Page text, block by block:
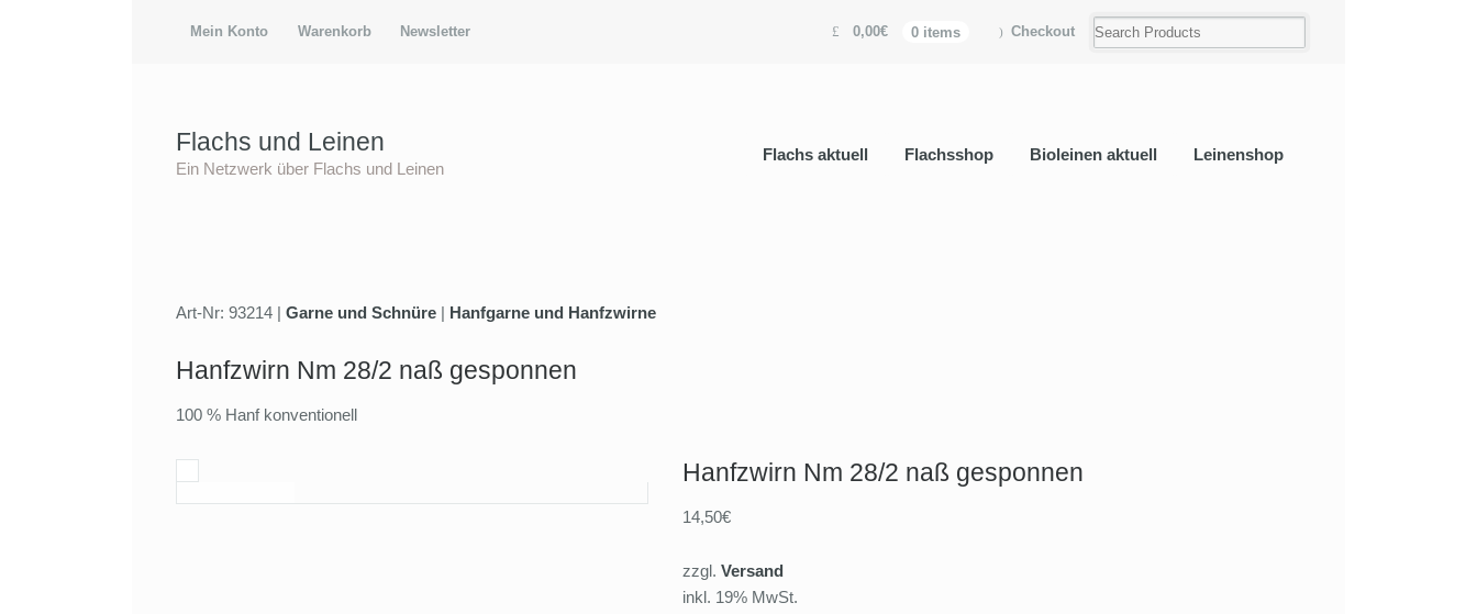
Mein Konto Warenkorb Newsletter 0,00€ 0 items Checkout
Flachs und Leinen
Ein Netzwerk über Flachs und Leinen
Flachs aktuell Flachsshop Bioleinen aktuell Leinenshop
Art-Nr: 93214 | Garne und Schnüre | Hanfgarne und Hanfzwirne
Hanfzwirn Nm 28/2 naß gesponnen
100 % Hanf konventionell
Hanfzwirn Nm 28/2 naß gesponnen
14,50€
zzgl. Versand
inkl. 19% MwSt.